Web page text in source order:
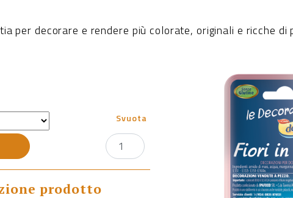
per decorare e rendere più colorate, originali e ricche
Svuota
prodotto